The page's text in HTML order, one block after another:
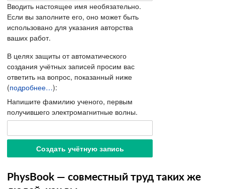
Вводить настоящее имя необязательно.
Если вы заполните его, оно может быть
использовано для указания авторства
ваших работ.
В целях защиты от автоматического
создания учётных записей просим вас
ответить на вопрос, показанный ниже
(подробнее…):
Напишите фамилию ученого, первым
получившего электромагнитные волны.
PhysBook — совместный труд таких же